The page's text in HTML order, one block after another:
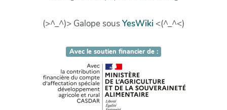
(>^_^)> Galope sousYesWiki <(^_^<)
Avec le soutien financier de :